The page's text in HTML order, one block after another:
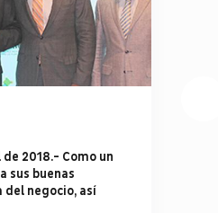
2018.- Como un
sus buenas
negocio, así